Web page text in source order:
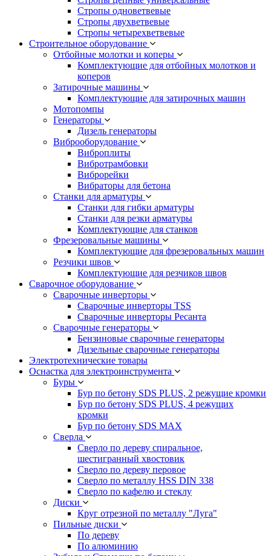
Стропы одноветвевые
Стропы двухветвевые
Стропы четырехветвевые
Строительное оборудование
Отбойные молотки и коперы
Комплектующие для отбойных молотков и
коперов
Затирочные машины
Комплектующие для затирочных машин
Мотопомпы
Генераторы
Дизель генераторы
Виброоборудование
Виброплиты
Вибротрамбовки
Виброрейки
Вибраторы для бетона
Станки для арматуры
Станки для гибки арматуры
Станки для резки арматуры
Комплектующие для станков
Фрезеровальные машины
Комплектующие для фрезеровальных машин
Резчики швов
Комплектующие для резчиков швов
Сварочное оборудование
Сварочные инверторы
Сварочные инверторы TSS
Сварочные инверторы Ресанта
Сварочные генераторы
Бензиновые сварочные генераторы
Дизельные сварочные генераторы
Электротехнические товары
Оснастка для электроинструмента
Буры
Бур по бетону SDS PLUS, 2 режущие кромки
Бур по бетону SDS PLUS, 4 режущих
кромки
Бур по бетону SDS MAX
Сверла
Сверло по дереву спиральное,
шестигранный хвостовик
Сверло по дереву перовое
Сверло по металлу HSS DIN 338
Сверло по кафелю и стеклу
Диски
Круг отрезной по металлу "Луга"
Пильные диски
По дереву
По алюминию